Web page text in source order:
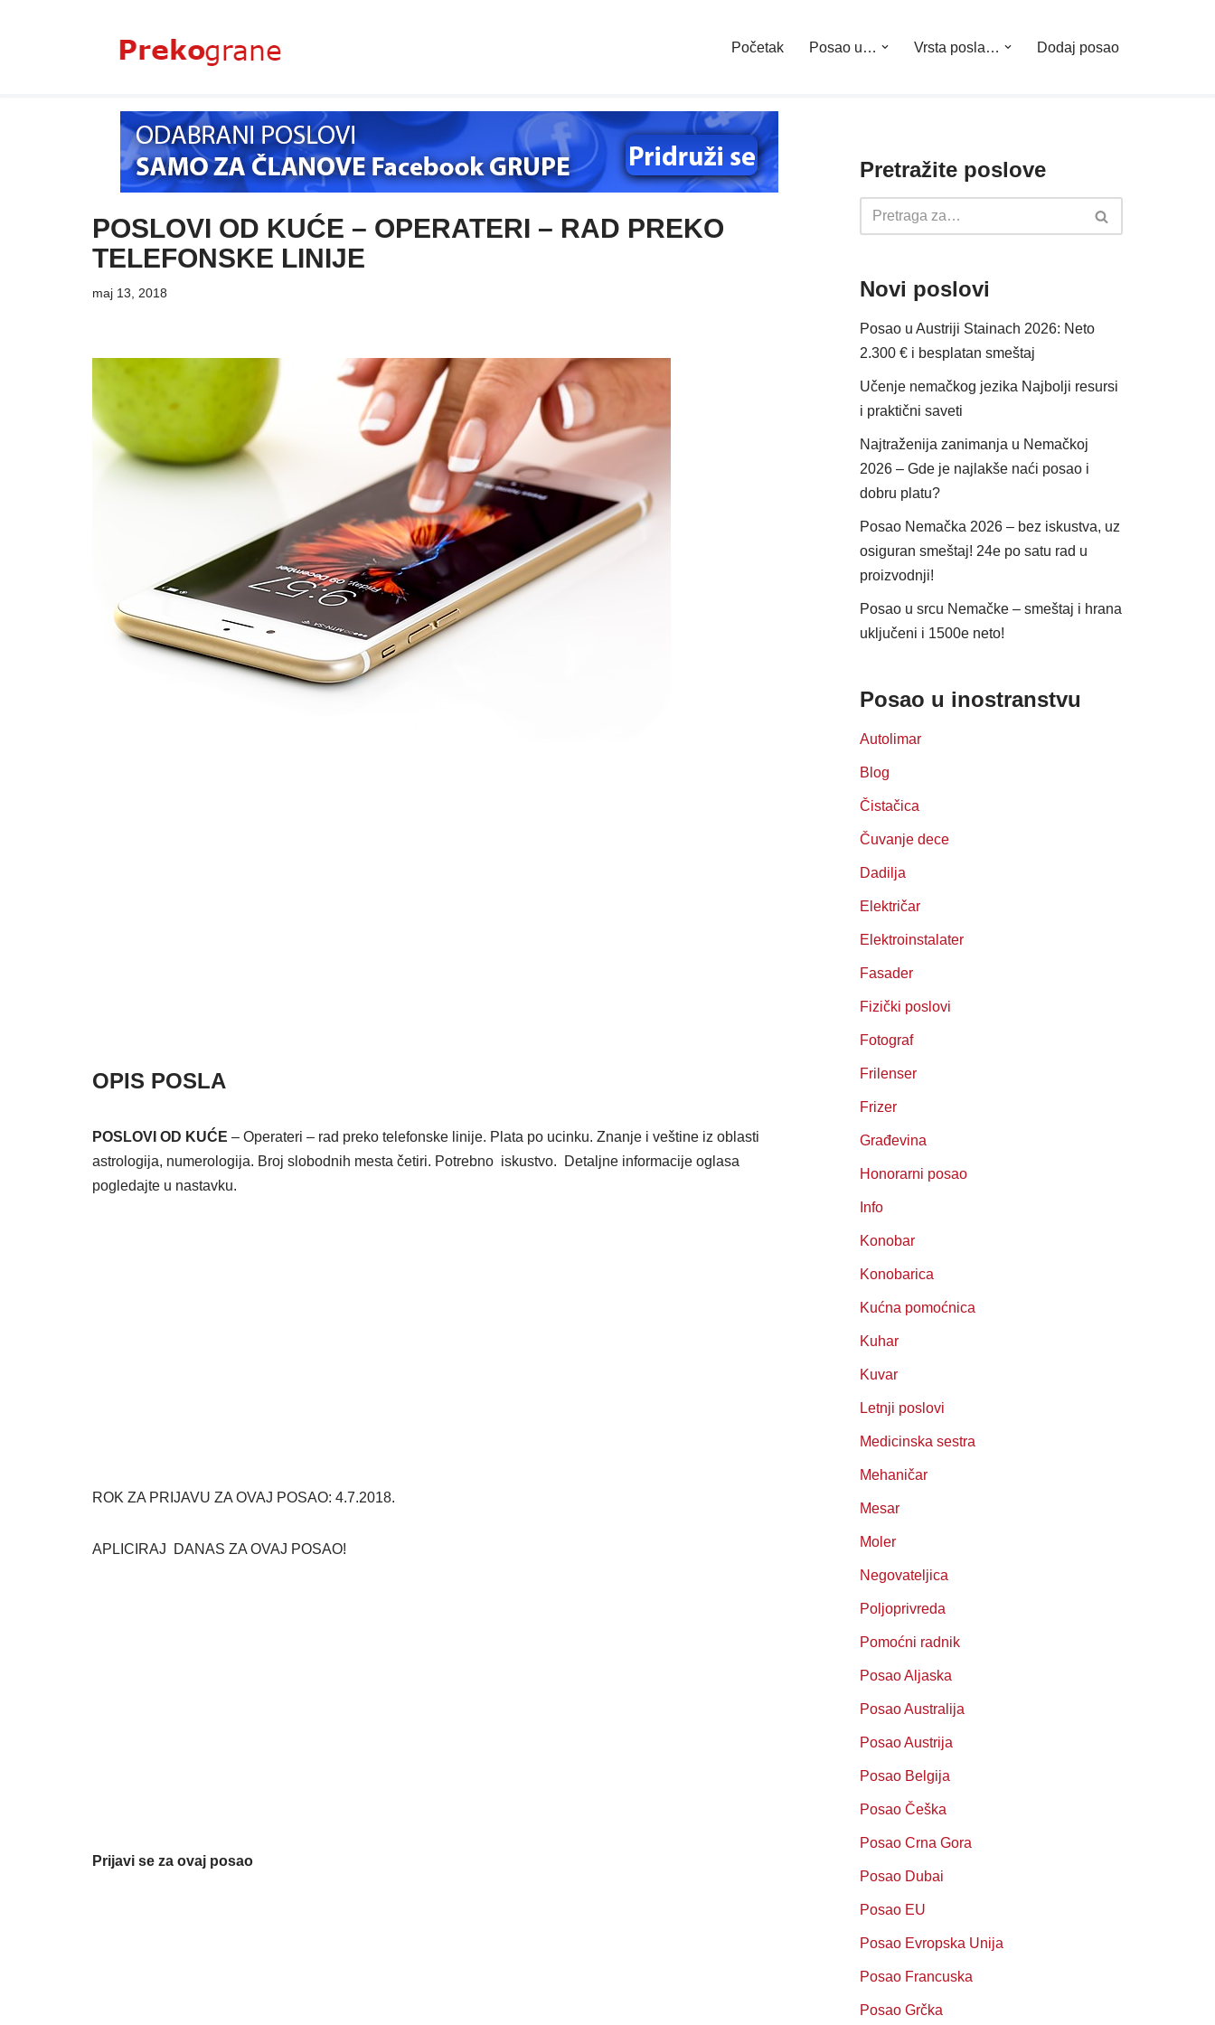
Početak Posao u… Vrsta posla… Dodaj posao
POSLOVI OD KUĆE – OPERATERI – RAD PREKO
TELEFONSKE LINIJE
maj 13, 2018
OPIS POSLA
POSLOVI OD KUĆE – Operateri – rad preko telefonske linije. Plata po ucinku. Znanje i veštine iz oblasti
astrologija, numerologija. Broj slobodnih mesta četiri. Potrebno iskustvo. Detaljne informacije oglasa
pogledajte u nastavku.
ROK ZA PRIJAVU ZA OVAJ POSAO: 4.7.2018.
APLICIRAJ DANAS ZA OVAJ POSAO!
Prijavi se za ovaj posao
Pretražite poslove
Novi poslovi
Posao u Austriji Stainach 2026: Neto
2.300 € i besplatan smeštaj
Učenje nemačkog jezika Najbolji resursi
i praktični saveti
Najtraženija zanimanja u Nemačkoj
2026 – Gde je najlakše naći posao i
dobru platu?
Posao Nemačka 2026 – bez iskustva, uz
osiguran smeštaj! 24e po satu rad u
proizvodnji!
Posao u srcu Nemačke – smeštaj i hrana
uključeni i 1500e neto!
Posao u inostranstvu
Autolimar
Blog
Čistačica
Čuvanje dece
Dadilja
Električar
Elektroinstalater
Fasader
Fizički poslovi
Fotograf
Frilenser
Frizer
Građevina
Honorarni posao
Info
Konobar
Konobarica
Kućna pomoćnica
Kuhar
Kuvar
Letnji poslovi
Medicinska sestra
Mehaničar
Mesar
Moler
Negovateljica
Poljoprivreda
Pomoćni radnik
Posao Aljaska
Posao Australija
Posao Austrija
Posao Belgija
Posao Češka
Posao Crna Gora
Posao Dubai
Posao EU
Posao Evropska Unija
Posao Francuska
Posao Grčka